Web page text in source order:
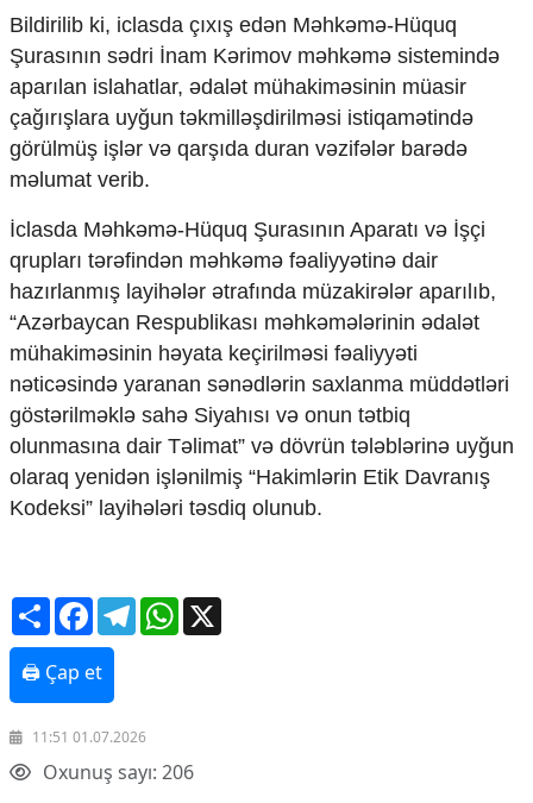
Foto
Video
İnfoqrafika
Podcast
Humanitar
Elm və təhsil
Diaspor
Yüksəliş hekayəsi
Mədəniyyətimizin Zəfəri
Zəfər Diasporu
Səhiyyə
Ailə və uşaq
Turizm
İqtisadi xəbərlər
Energetika
Hərbi sənaye
Telekommunikasiya və nəqliyyat
COP29
Cəmiyyət
Crossmedia.az - 1 yaş
Siyasət
Bildirilib ki, iclasda çıxış edən Məhkəmə-Hüquq
Şurasının sədri İnam Kərimov məhkəmə sistemində
aparılan islahatlar, ədalət mühakiməsinin müasir
çağırışlara uyğun təkmilləşdirilməsi istiqamətində
görülmüş işlər və qarşıda duran vəzifələr barədə
məlumat verib.
İclasda Məhkəmə-Hüquq Şurasının Aparatı və İşçi
qrupları tərəfindən məhkəmə fəaliyyətinə dair
hazırlanmış layihələr ətrafında müzakirələr aparılıb,
“Azərbaycan Respublikası məhkəmələrinin ədalət
mühakiməsinin həyata keçirilməsi fəaliyyəti
nəticəsində yaranan sənədlərin saxlanma müddətləri
göstərilməklə sahə Siyahısı və onun tətbiq
olunmasına dair Təlimat” və dövrün tələblərinə uyğun
olaraq yenidən işlənilmiş “Hakimlərin Etik Davranış
Kodeksi” layihələri təsdiq olunub.
ShareFacebookTelegramWhatsApp
🖨 Çap et
11:51 01.07.2026
Oxunuş sayı: 206